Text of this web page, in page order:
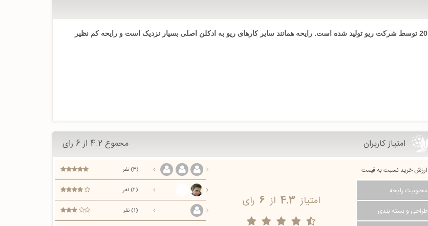
است که در سال 2013 توسط شرکت ريو تولید شده است. رایحه همانند سایر کارهای ریو به ادکلن اصلی بسیار نزدیک است و رایحه کم نظیر
امتیاز کاربران مجموع 4.2 از 6 رای
ارزش خرید نسبت به قیمت
محبوبیت رایحه
طراحی و بسته بندی
امتیاز 4.3 از 6 رای
(3) نفر
(2) نفر
(1) نفر